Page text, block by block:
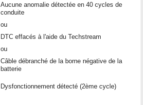
Aucune anomalie détectée en 40 cycles de
conduite
ou
DTC effacés à l'aide du Techstream
ou
Câble débranché de la borne négative de la
batterie
Dysfonctionnement détecté (2ème cycle)